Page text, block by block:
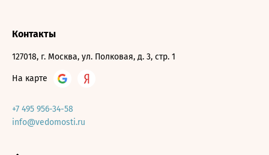
Контакты
127018, г. Москва, ул. Полковая, д. 3, стр. 1
На карте
+7 495 956-34-58
info@vedomosti.ru